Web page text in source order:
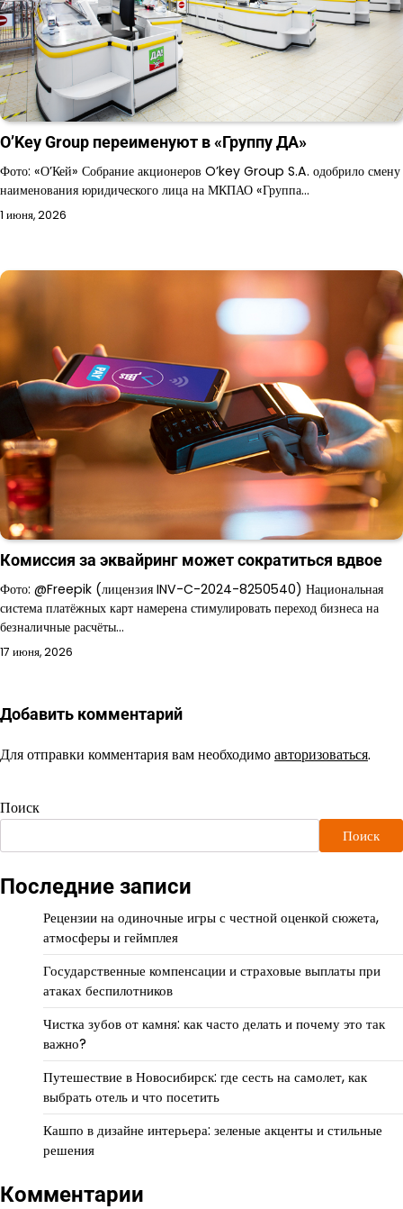
O’Key Group переименуют в «Группу ДА»
Фото: «О’Кей» Собрание акционеров O’key Group S.A. одобрило смену
наименования юридического лица на МКПАО «Группа…
1 июня, 2026
Комиссия за эквайринг может сократиться вдвое
Фото: @Freepik (лицензия INV-C-2024-8250540) Национальная
система платёжных карт намерена стимулировать переход бизнеса на
безналичные расчёты…
17 июня, 2026
Добавить комментарий
Для отправки комментария вам необходимоавторизоваться.
Поиск
Поиск
Последние записи
Рецензии на одиночные игры с честной оценкой сюжета,
атмосферы и геймплея
Государственные компенсации и страховые выплаты при
атаках беспилотников
Чистка зубов от камня: как часто делать и почему это так
важно?
Путешествие в Новосибирск: где сесть на самолет, как
выбрать отель и что посетить
Кашпо в дизайне интерьера: зеленые акценты и стильные
решения
Комментарии